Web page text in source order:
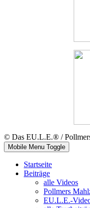
© Das EU.L.E.® /
Mobile Menu Toggle
Startseite
Beiträge
alle Videos
Pollmers
EU.L.E.-